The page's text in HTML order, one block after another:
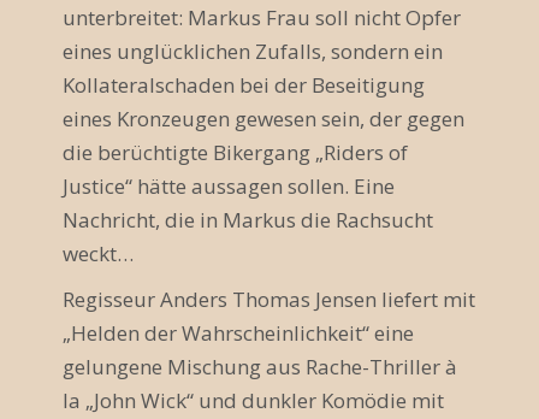
t
i
o
n
unterbreitet: Markus Frau soll nicht Opfer
eines unglücklichen Zufalls, sondern ein
Kollateralschaden bei der Beseitigung
eines Kronzeugen gewesen sein, der gegen
die berüchtigte Bikergang „Riders of
Justice“ hätte aussagen sollen. Eine
Nachricht, die in Markus die Rachsucht
weckt…
Regisseur Anders Thomas Jensen liefert mit
„Helden der Wahrscheinlichkeit“ eine
gelungene Mischung aus Rache-Thriller à
la „John Wick“ und dunkler Komödie mit